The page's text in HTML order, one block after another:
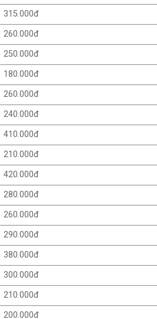
315.000đ
260.000đ
250.000đ
180.000đ
260.000đ
240.000đ
410.000đ
210.000đ
420.000đ
280.000đ
260.000đ
290.000đ
380.000đ
300.000đ
210.000đ
200.000đ